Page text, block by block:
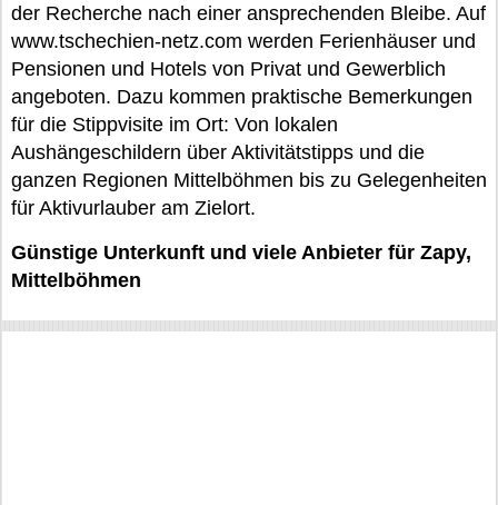
der Recherche nach einer ansprechenden Bleibe. Auf
www.tschechien-netz.com werden Ferienhäuser und
Pensionen und Hotels von Privat und Gewerblich
angeboten. Dazu kommen praktische Bemerkungen
für die Stippvisite im Ort: Von lokalen
Aushängeschildern über Aktivitätstipps und die
ganzen Regionen Mittelböhmen bis zu Gelegenheiten
für Aktivurlauber am Zielort.
Günstige Unterkunft und viele Anbieter für Zapy,
Mittelböhmen